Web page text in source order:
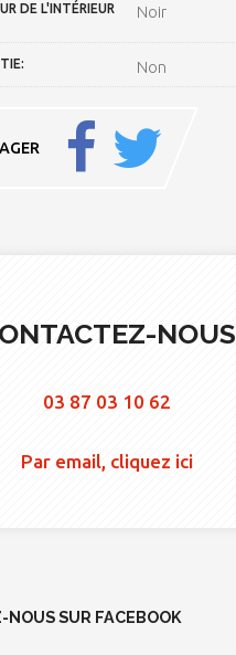
DE L'INTÉRIEUR
Noir
Non
NOUS
03 87 03 10 62
Par email, cliquez ici
NOUS SUR FACEBOOK